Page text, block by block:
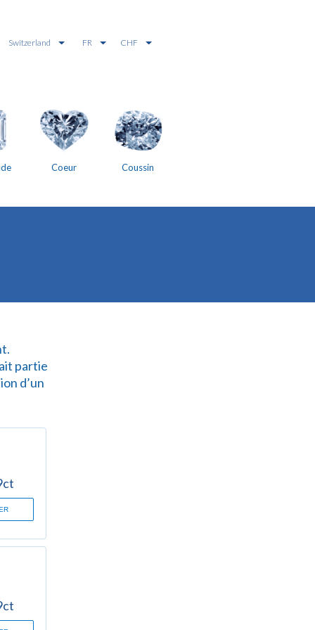
Switzerland FR CHF
Coeur Coussin
partie
d’un